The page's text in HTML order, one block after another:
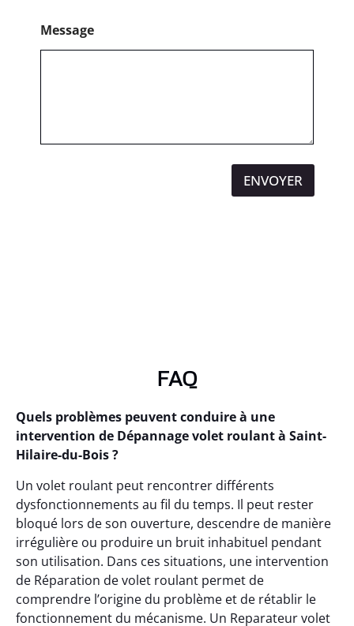
Message
ENVOYER
FAQ
Quels problèmes peuvent conduire à une
intervention de Dépannage volet roulant à Saint-
Hilaire-du-Bois ?
Un volet roulant peut rencontrer différents
dysfonctionnements au fil du temps. Il peut rester
bloqué lors de son ouverture, descendre de manière
irrégulière ou produire un bruit inhabituel pendant
son utilisation. Dans ces situations, une intervention
de Réparation de volet roulant permet de
comprendre l’origine du problème et de rétablir le
fonctionnement du mécanisme. Un Reparateur volet